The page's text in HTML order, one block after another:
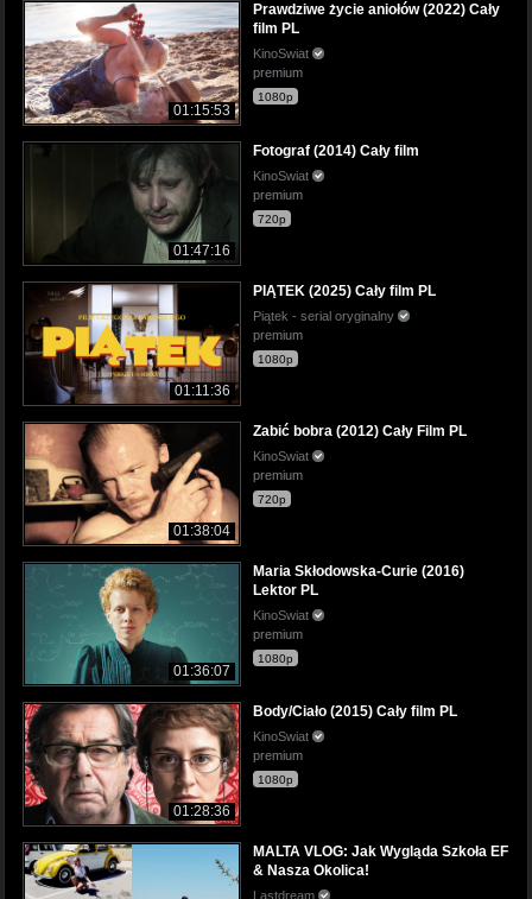
01:15:53
Prawdziwe życie aniołów (2022) Cały
film PL
KinoSwiat
premium
1080p
01:47:16
Fotograf (2014) Cały film
KinoSwiat
premium
720p
01:11:36
PIĄTEK (2025) Cały film PL
Piątek - serial oryginalny
premium
1080p
01:38:04
Zabić bobra (2012) Cały Film PL
KinoSwiat
premium
720p
01:36:07
Maria Skłodowska-Curie (2016)
Lektor PL
KinoSwiat
premium
1080p
01:28:36
Body/Ciało (2015) Cały film PL
KinoSwiat
premium
1080p
MALTA VLOG: Jak Wygląda Szkoła EF
& Nasza Okolica!
Lastdream